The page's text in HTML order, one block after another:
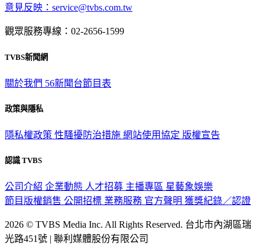
意見反映：service@tvbs.com.tw
觀眾服務專線：02-2656-1599
TVBS新聞網
關於我們 56新聞台節目表
政策與隱私
隱私權政策 性騷擾防治措施 網站使用協定 版權宣告
認識 TVBS
公司介紹 企業動態 人才招募 主播專區 星藝象娛樂
節目版權銷售 公開招標 業務服務 官方聲明 獲獎紀錄／認證
2026 © TVBS Media Inc. All Rights Reserved. 台北市內湖區瑞
光路451號 | 聯利媒體股份有限公司